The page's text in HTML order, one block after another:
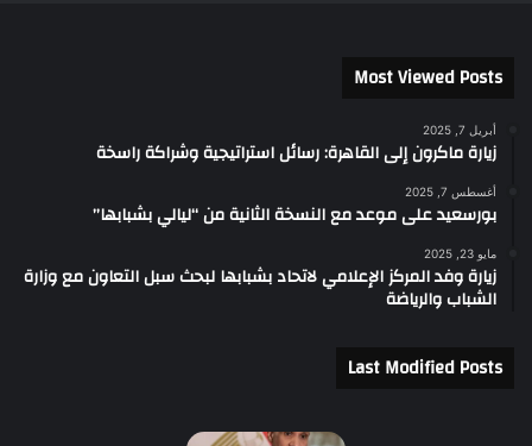
Most Viewed Posts
أبريل 7, 2025
زيارة ماكرون إلى القاهرة: رسائل استراتيجية وشراكة راسخة
أغسطس 7, 2025
بورسعيد على موعد مع النسخة الثانية من “ليالي بشبابها”
مايو 23, 2025
زيارة وفد المركز الإعلامي لاتحاد بشبابها لبحث سبل التعاون مع وزارة
الشباب والرياضة
Last Modified Posts